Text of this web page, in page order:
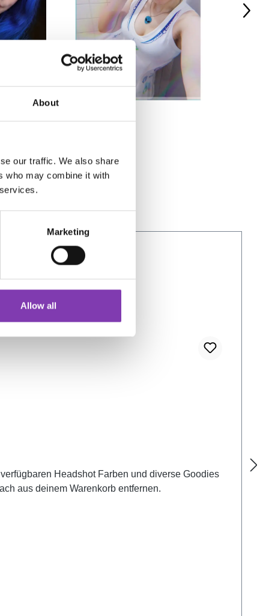
About
our traffic. We also share
who may combine it with
Marketing
Allow all
Headshot Farben und diverse Goodies
aus deinem Warenkorb entfernen.